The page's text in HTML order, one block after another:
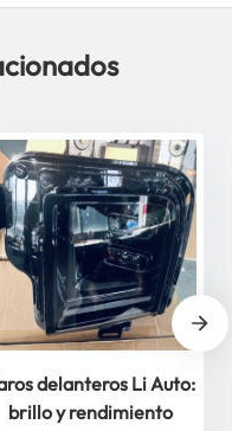
delanteros Li Auto:
brillo y rendimiento